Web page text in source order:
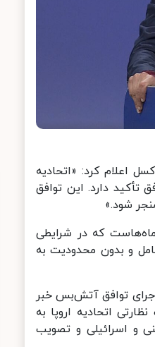
در بروکسل اعلام کرد: «اتحادیه
دارد. این توافق
شود.»
که در شرایطی
و بدون محدودیت به
توافق آتش‌بس خبر
اتحادیه اروپا به
اسرائیلی و تصویب